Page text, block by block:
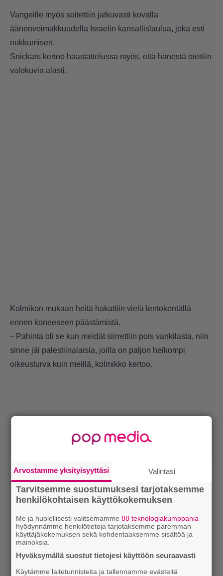
Vangeille myös soitettiin jatkuvasti kovalla
äänenvoimakkuudella Israelin kansallislaulua, joka esti
nukkumisen.
Snickars kertoo haastattelussa myös, että hänestä otettiin
valokuvia alasti.
Kolmikon mukaan heitä hakattiin vielä lentokentällä
ennen koneeseen päästämistä.
– Pahinta oli se kun meidät siirrettiin pois vankilasta, niin
sinne jäi palestiinalaisia, joilla on paljon heikompi
oikeusturva kuin meillä, kolmikko kertoo.
Arvostamme yksityisyyttäsi Valintasi
Tarvitsemme suostumuksesi tarjotaksemme
henkilökohtaisen käyttökokemuksen
Me ja huolellisesti valitsemamme88 teknologiakumppania
hyödynnämme henkilötietoja tarjotaksemme paremman
käyttäjäkokemuksen sekä kohdentaaksemme sisältöä ja
mainoksia.
Hyväksymällä suostut tietojesi käyttöön seuraavasti
Käytämme laitetunnisteita ja tallennamme evästeitä